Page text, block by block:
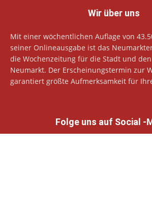
Wir über uns
Mit einer wöchentlichen Auflage von
seiner Onlineausgabe ist das Neumarkter
die Wochenzeitung für die Stadt und
Neumarkt. Der Erscheinungstermin zur
garantiert größte Aufmerksamkeit für
Folge uns auf Social -